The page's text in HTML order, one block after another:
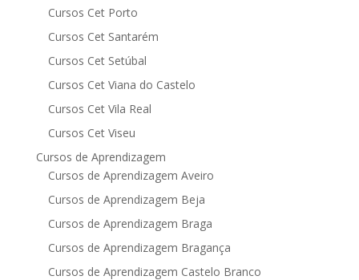
Cursos Cet Porto
Cursos Cet Santarém
Cursos Cet Setúbal
Cursos Cet Viana do Castelo
Cursos Cet Vila Real
Cursos Cet Viseu
Cursos de Aprendizagem
Cursos de Aprendizagem Aveiro
Cursos de Aprendizagem Beja
Cursos de Aprendizagem Braga
Cursos de Aprendizagem Bragança
Cursos de Aprendizagem Castelo Branco